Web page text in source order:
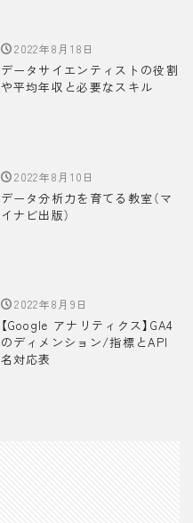
2022年8月18日
データサイエンティストの役割
や平均年収と必要なスキル
2022年8月10日
データ分析力を育てる教室（マ
イナビ出版）
2022年8月9日
【Google アナリティクス】GA4
のディメンション/指標とAPI
名対応表